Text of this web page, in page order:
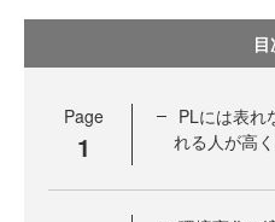
目
Page
1
PLには表れ
れる人が高